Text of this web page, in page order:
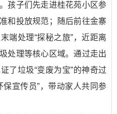
孩子们先走进桂花苑小区参
和投放规范；随后前往金寨
端处理“探秘之旅”，近距离
处理等核心区域。通过走出
了垃圾“变废为宝”的神奇过
宣传员”，带动家人共同参